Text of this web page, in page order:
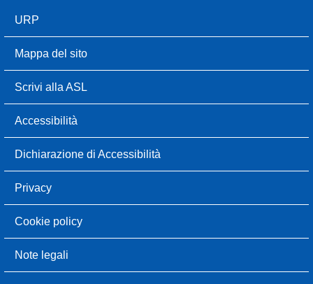
URP
Mappa del sito
Scrivi alla ASL
Accessibilità
Dichiarazione di Accessibilità
Privacy
Cookie policy
Note legali